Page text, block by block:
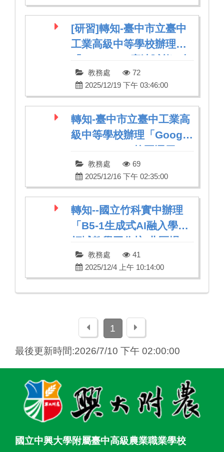
[研習]轉知-臺中市立臺中
工業高級中等學校辦理
「Canva AI 魔法賦能：打
造高效率的未來教室」研
習
教務處
72
2025/12/19 下午 03:46:00
轉知-臺中市立臺中工業高
級中等學校辦理「Google
Apps Script 校園運用」
研習教務處
69
2025/12/16 下午 02:35:00
轉知--國立竹科實中辦理
「B5-1生成式AI融入學科
領域教學工作坊-北區場」
教務處
41
2025/12/4 上午 10:14:00
上一頁1 下一頁
最後更新時間:2026/7/10 下午 02:00:00
國立中興大學附屬臺中高級農業職業學校